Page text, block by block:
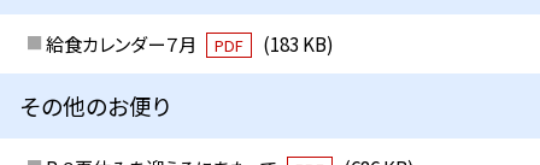
給食カレンダー７月 PDF (183 KB)
その他のお便り